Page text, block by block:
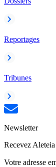
Reportages
Tribunes
Newsletter
Recevez
Votre adresse